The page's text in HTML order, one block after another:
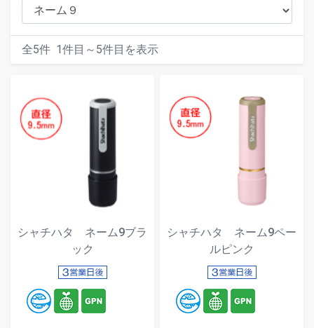
全5件 1件目～ 5件目を表示
シャチハタ ネーム9ブラ
ック
シャチハタ ネーム9ペー
ルピンク